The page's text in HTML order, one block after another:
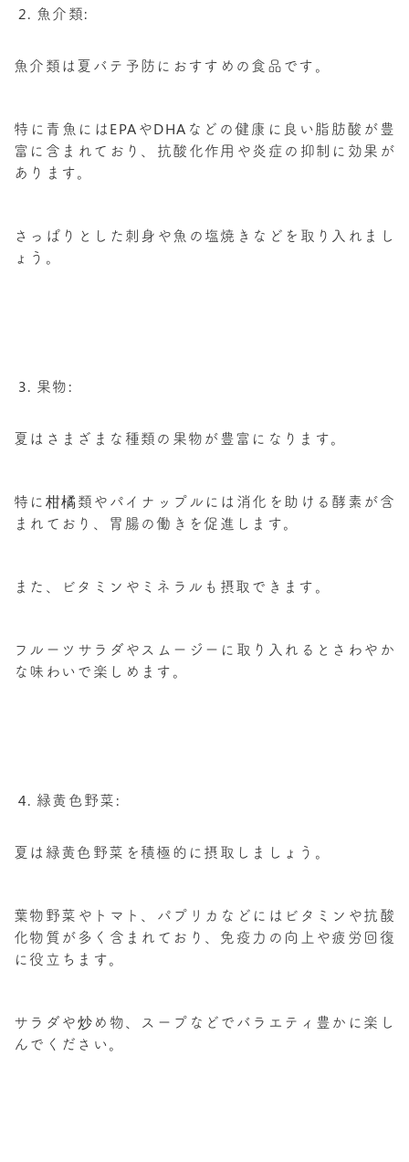
魚介類:
魚介類は夏バテ予防におすすめの食品です。
特に青魚にはEPAやDHAなどの健康に良い脂肪酸が豊
富に含まれており、抗酸化作用や炎症の抑制に効果が
あります。
さっぱりとした刺身や魚の塩焼きなどを取り入れまし
ょう。
果物:
夏はさまざまな種類の果物が豊富になります。
特に柑橘類やパイナップルには消化を助ける酵素が含
まれており、胃腸の働きを促進します。
また、ビタミンやミネラルも摂取できます。
フルーツサラダやスムージーに取り入れるとさわやか
な味わいで楽しめます。
緑黄色野菜:
夏は緑黄色野菜を積極的に摂取しましょう。
葉物野菜やトマト、パプリカなどにはビタミンや抗酸
化物質が多く含まれており、免疫力の向上や疲労回復
に役立ちます。
サラダや炒め物、スープなどでバラエティ豊かに楽し
んでください。